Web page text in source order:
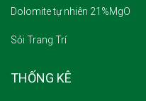
Sỏi Trang Trí